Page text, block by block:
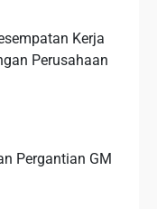
Kerja
Perusahaan
Pergantian GM